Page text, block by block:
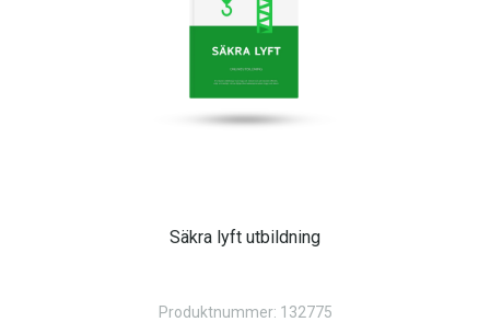
Säkra lyft utbildning
Produktnummer: 132775